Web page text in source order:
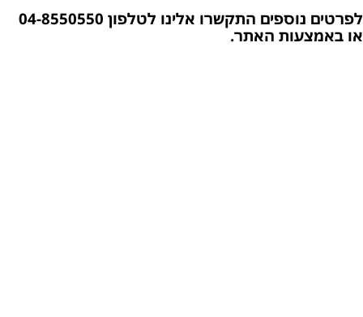
לפרטים נוספים התקשרו אלינו לטלפון 04-8550550
או באמצעות האתר.